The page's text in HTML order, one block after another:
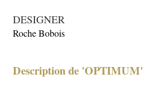
DESIGNER
Roche Bobois
Description de 'OPTIMUM'